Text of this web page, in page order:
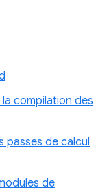
la compilation des
passes de calcul
de